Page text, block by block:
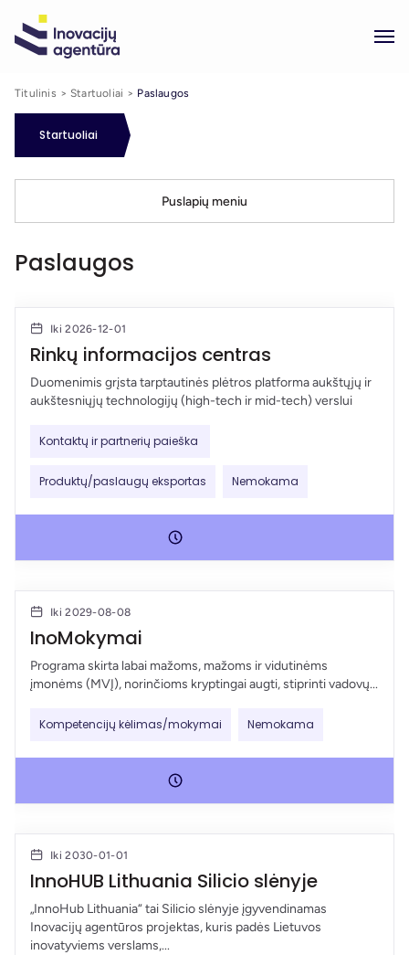
Titulinis Startuoliai Paslaugos
Startuoliai
Puslapių meniu
Paslaugos
Iki 2026-12-01
Rinkų informacijos centras
Duomenimis grįsta tarptautinės plėtros platforma aukštųjų ir
aukštesniųjų technologijų (high-tech ir mid-tech) verslui
Kontaktų ir partnerių paieška
Produktų/paslaugų eksportas Nemokama
Iki 2029-08-08
InoMokymai
Programa skirta labai mažoms, mažoms ir vidutinėms
įmonėms (MVĮ), norinčioms kryptingai augti, stiprinti vadovų...
Kompetencijų kėlimas/mokymai Nemokama
Iki 2030-01-01
InnoHUB Lithuania Silicio slėnyje
„InnoHub Lithuania“ tai Silicio slėnyje įgyvendinamas
Inovacijų agentūros projektas, kuris padės Lietuvos
inovatyviems verslams,...